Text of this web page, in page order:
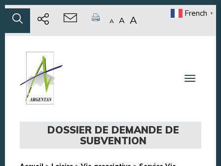
A A A
French ▼
Toggle
DOSSIER DE DEMANDE DE
SUBVENTION